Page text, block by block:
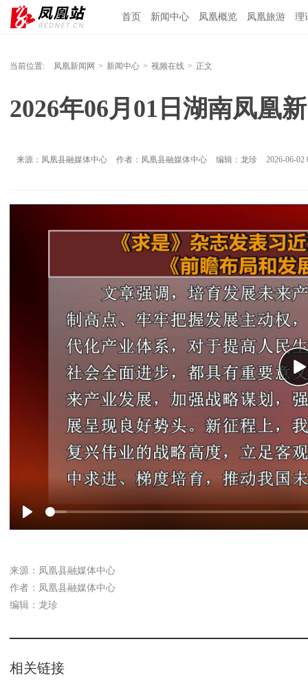
首页 新闻中心 凤凰概览 凤凰旅游 理
当前位置: 凤凰新闻网 > 新闻中心 > 视频在线 > 正文
2026年06月01日湖南凤凰
来源：凤凰县融媒体中心 作者：凤凰县融媒体中心 编辑：龙珍 2026-06-02
Play
来源：凤凰县融媒体中心
作者：凤凰县融媒体中心
编辑：龙珍
相关链接